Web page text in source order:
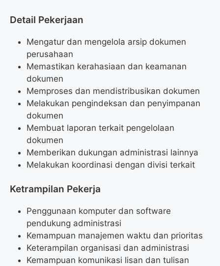
Detail Pekerjaan
Mengatur dan mengelola arsip dokumen
perusahaan
Memastikan kerahasiaan dan keamanan
dokumen
Memproses dan mendistribusikan dokumen
Melakukan pengindeksan dan penyimpanan
dokumen
Membuat laporan terkait pengelolaan
dokumen
Memberikan dukungan administrasi lainnya
Melakukan koordinasi dengan divisi terkait
Ketrampilan Pekerja
Penggunaan komputer dan software
pendukung administrasi
Kemampuan manajemen waktu dan prioritas
Keterampilan organisasi dan administrasi
Kemampuan komunikasi lisan dan tulisan